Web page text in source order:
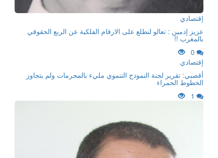
إقتصادي
عزيز إدمين : تعالو لنطلع على الارقام الفلكية عن الربع الحقوقي
بالمغرب !!
0
إقتصادي
أقصبي: تقرير لجنة النمودج التنموي مليء بالمحرمات ولم يتجاوز
الخطوط الحمراء
1